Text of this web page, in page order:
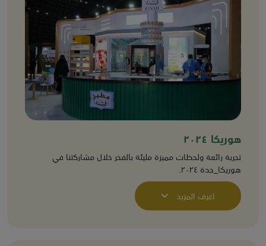
هوريكا ٢٠٢٤
تجربة رائعة ولحظات مميزة مليئة بالفخر خلال مشاركتنا في
هوريكا_جدة ٢٠٢٤.
اعرف المزيد